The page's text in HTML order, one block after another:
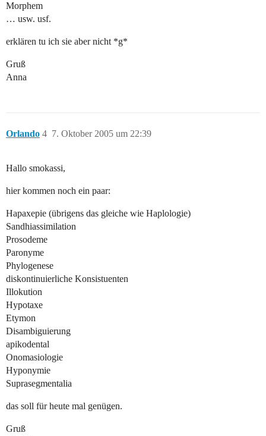
Morphem
… usw. usf.
erklären tu ich sie aber nicht *g*
Gruß
Anna
Orlando 7. Oktober 2005 um 22:39
4
Hallo smokassi,
hier kommen noch ein paar:
Hapaxepie (übrigens das gleiche wie Haplologie)
Sandhiassimilation
Prosodeme
Paronyme
Phylogenese
diskontinuierliche Konsistuenten
Illokution
Hypotaxe
Etymon
Disambiguierung
apikodental
Onomasiologie
Hyponymie
Suprasegmentalia
das soll für heute mal genügen.
Gruß